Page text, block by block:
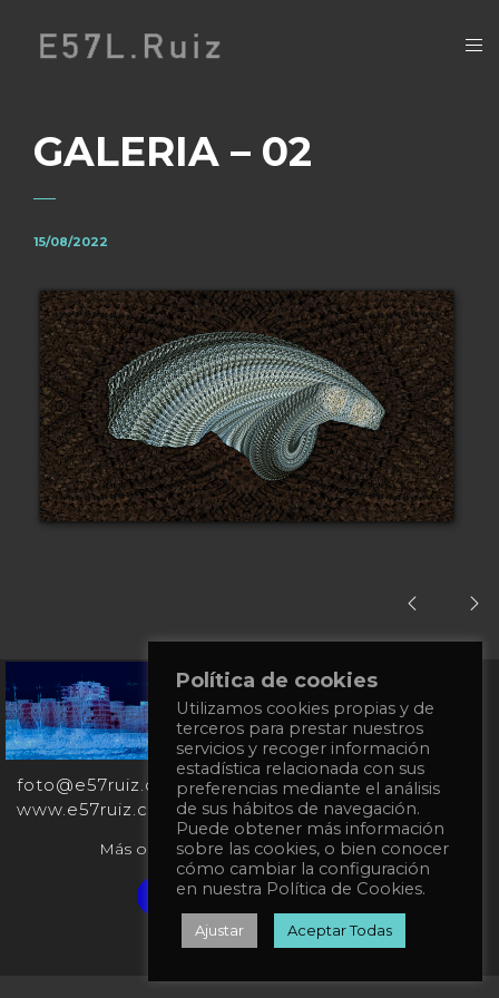
GALERIA – 02
15/08/2022
651
862
863
foto@e57ruiz.com
www.e57ruiz.com
Más obras en la galería virtual Singulart:
Verified artist on Singulart
Política de privacidad
Política de Cookies
Política de cookies
Utilizamos cookies propias y de
terceros para prestar nuestros
servicios y recoger información
estadística relacionada con sus
preferencias mediante el análisis
de sus hábitos de navegación.
Puede obtener más información
sobre las cookies, o bien conocer
cómo cambiar la configuración
en nuestra Política de Cookies.
Ajustar Aceptar Todas